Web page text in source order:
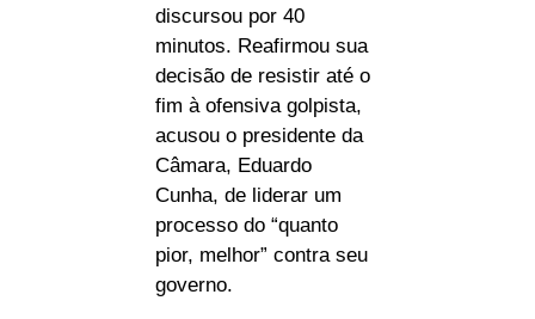
discursou por 40
minutos. Reafirmou sua
decisão de resistir até o
fim à ofensiva golpista,
acusou o presidente da
Câmara, Eduardo
Cunha, de liderar um
processo do “quanto
pior, melhor” contra seu
governo.